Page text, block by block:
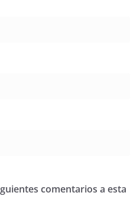
comentarios a esta